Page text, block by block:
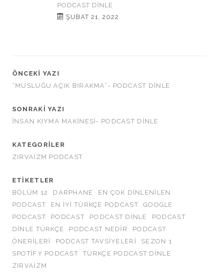
PODCAST DINLE
ŞUBAT 21, 2022
ÖNCEKI YAZI
“MUSLUĞU AÇIK BIRAKMA”- PODCAST DINLE
SONRAKI YAZI
İNSAN KIYMA MAKİNESİ- PODCAST DINLE
KATEGORILER
ZIRVAIZM PODCAST
ETIKETLER
BÖLÜM 12
DARPHANE
EN ÇOK DINLENILEN
PODCAST
EN IYI TÜRKÇE PODCAST
GOOGLE
PODCAST
PODCAST PODCAST DINLE
PODCAST
DINLE TÜRKÇE
PODCAST NEDIR
PODCAST
ÖNERILERI
PODCAST TAVSIYELERI
SEZON 1
SPOTIFY PODCAST
TÜRKÇE PODCAST DINLE
ZIRVAIZM